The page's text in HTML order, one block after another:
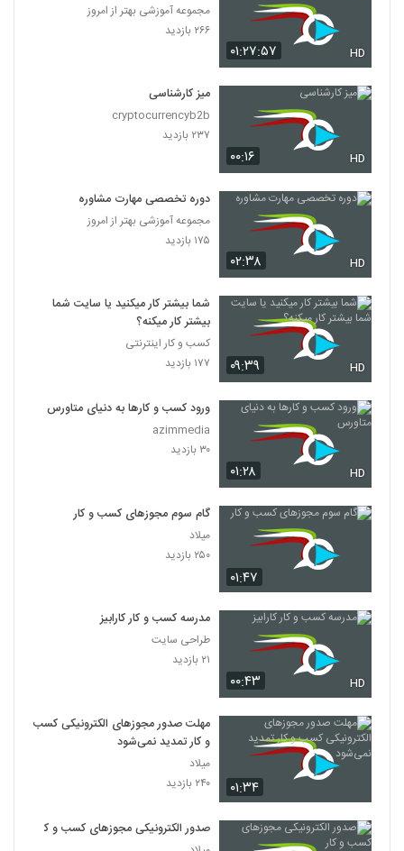
۰۱:۲۷:۵۷ HD
مجموعه آموزشی بهتر از امروز
۲۶۶ بازدید
۰۰:۱۶ HD
میز کارشناسی
cryptocurrencyb2b
۲۳۷ بازدید
۰۲:۳۸ HD
دوره تخصصی مهارت مشاوره
مجموعه آموزشی بهتر از امروز
۱۷۵ بازدید
۰۹:۳۹ HD
شما بیشتر کار میکنید یا سایت شما
بیشتر کار میکنه؟
کسب و کار اینترنتی
۱۷۷ بازدید
۰۱:۲۸ HD
ورود کسب و کارها به دنیای متاورس
azimmedia
۳۰ بازدید
۰۱:۴۷
گام سوم مجوزهای کسب و کار
میلاد
۲۵۰ بازدید
۰۰:۴۳ HD
مدرسه کسب و کار کارابیز
طراحی سایت
۲۱ بازدید
۰۱:۳۴
مهلت صدور مجوز‌های الکترونیکی کسب
و کار تمدید نمی‌شود
میلاد
۲۴۰ بازدید
صدور الکترونیکی مجوز‌های کسب و کار